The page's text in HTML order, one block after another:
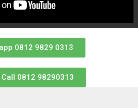
0812 9829 0313
Call 0812 98290313